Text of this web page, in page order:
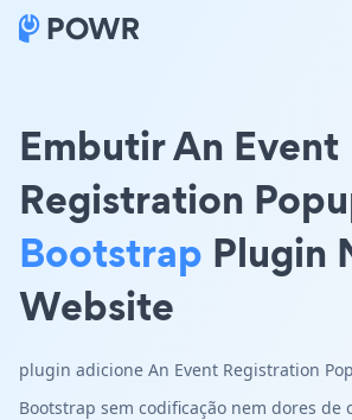
Embutir An Event
Registration
Bootstrap Plugin
Website
plugin adicione An Event Registration
Bootstrap sem codificação nem dores de